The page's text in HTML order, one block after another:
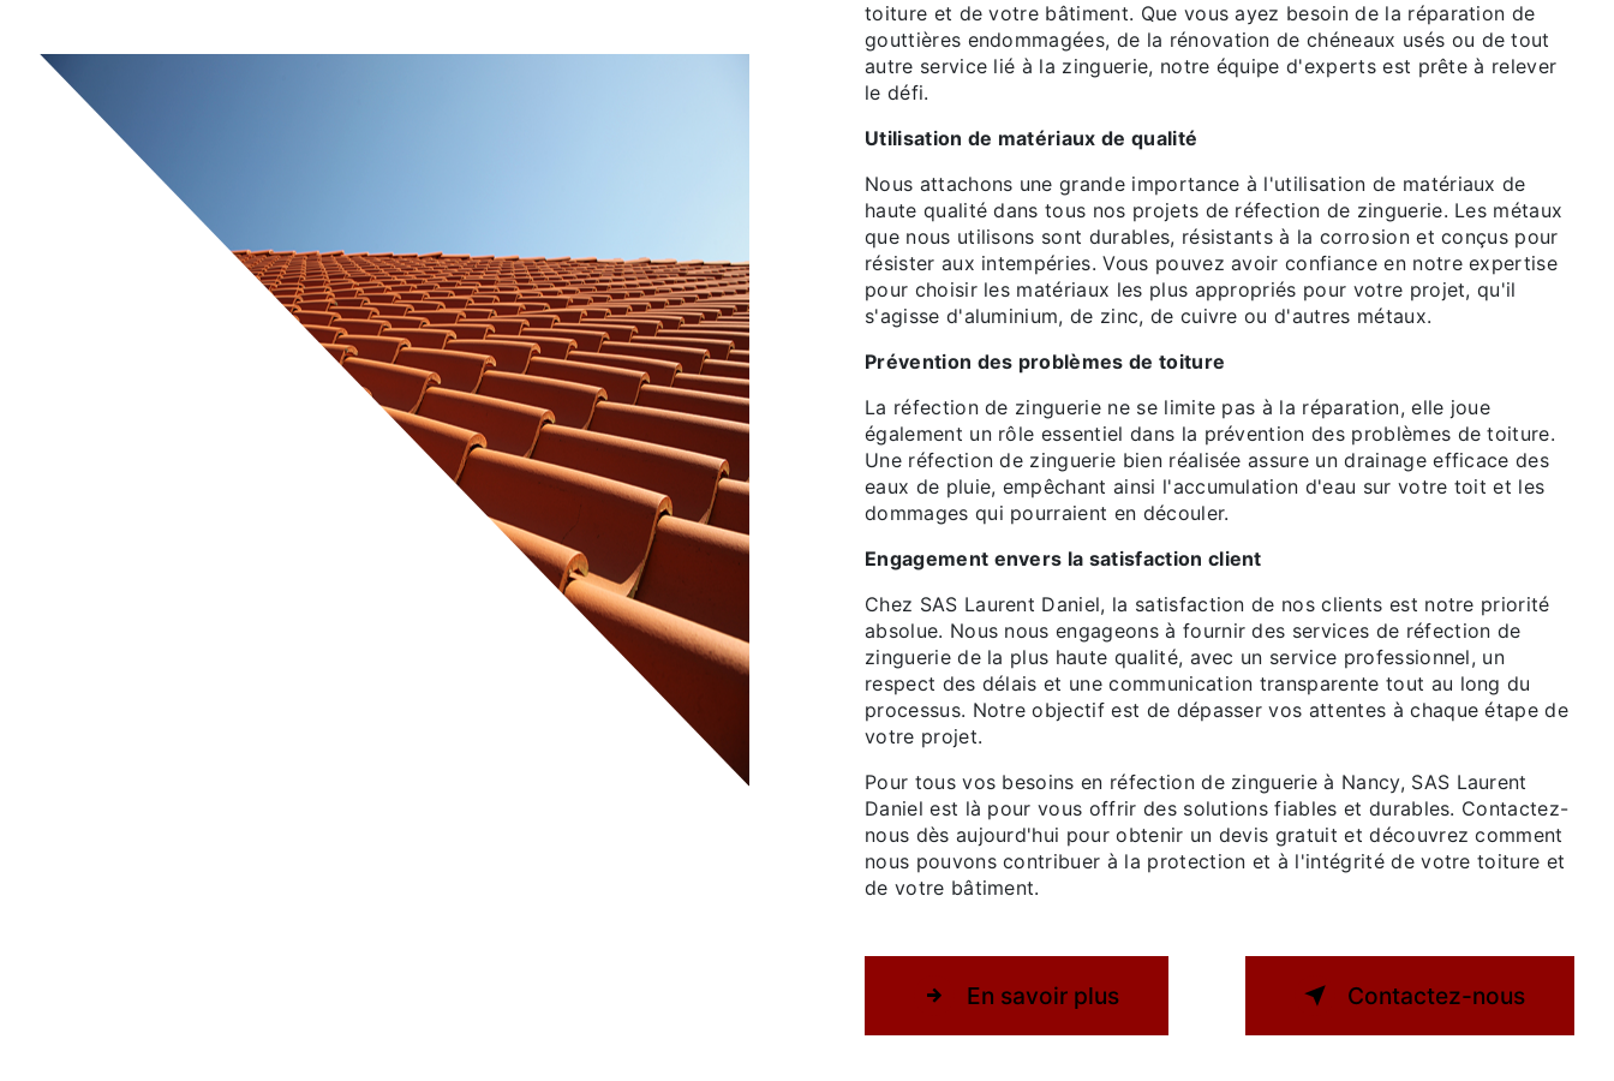
toiture et de votre bâtiment. Que vous ayez besoin de la réparation de
gouttières endommagées, de la rénovation de chéneaux usés ou de tout
autre service lié à la zinguerie, notre équipe d'experts est prête à relever
le défi.
Utilisation de matériaux de qualité
Nous attachons une grande importance à l'utilisation de matériaux de
haute qualité dans tous nos projets de réfection de zinguerie. Les métaux
que nous utilisons sont durables, résistants à la corrosion et conçus pour
résister aux intempéries. Vous pouvez avoir confiance en notre expertise
pour choisir les matériaux les plus appropriés pour votre projet, qu'il
s'agisse d'aluminium, de zinc, de cuivre ou d'autres métaux.
Prévention des problèmes de toiture
La réfection de zinguerie ne se limite pas à la réparation, elle joue
également un rôle essentiel dans la prévention des problèmes de toiture.
Une réfection de zinguerie bien réalisée assure un drainage efficace des
eaux de pluie, empêchant ainsi l'accumulation d'eau sur votre toit et les
dommages qui pourraient en découler.
Engagement envers la satisfaction client
Chez SAS Laurent Daniel, la satisfaction de nos clients est notre priorité
absolue. Nous nous engageons à fournir des services de réfection de
zinguerie de la plus haute qualité, avec un service professionnel, un
respect des délais et une communication transparente tout au long du
processus. Notre objectif est de dépasser vos attentes à chaque étape de
votre projet.
Pour tous vos besoins en réfection de zinguerie à Nancy, SAS Laurent
Daniel est là pour vous offrir des solutions fiables et durables. Contactez-
nous dès aujourd'hui pour obtenir un devis gratuit et découvrez comment
nous pouvons contribuer à la protection et à l'intégrité de votre toiture et
de votre bâtiment.
En savoir plus Contactez-nous